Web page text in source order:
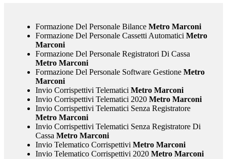
Formazione Del Personale BilanceMetro Marconi
Formazione Del Personale Cassetti Automatici Metro
Marconi
Formazione Del Personale Registratori Di Cassa
Metro Marconi
Formazione Del Personale Software GestioneMetro
Marconi
Invio Corrispettivi Telematici Metro Marconi
Invio Corrispettivi Telematici 2020Metro Marconi
Invio Corrispettivi Telematici Senza Registratore
Metro Marconi
Invio Corrispettivi Telematici Senza Registratore Di
Cassa Metro Marconi
Invio Telematico Corrispettivi Metro Marconi
Invio Telematico Corrispettivi 2020Metro Marconi